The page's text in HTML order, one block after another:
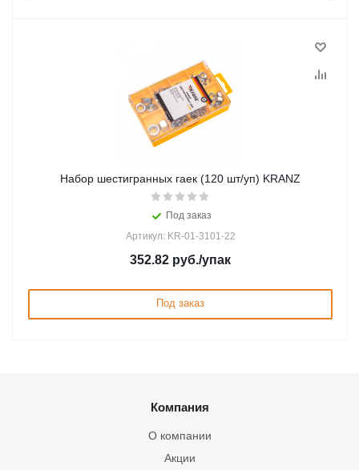
Набор шестигранныx гаек (120 шт/уп) KRANZ
Под заказ
Артикул: KR-01-3101-22
352.82 руб./упак
Под заказ
Компания
О компании
Акции